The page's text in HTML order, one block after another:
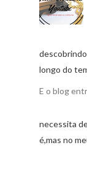
longo do
E o blog
É isso
necessita
é,mas no